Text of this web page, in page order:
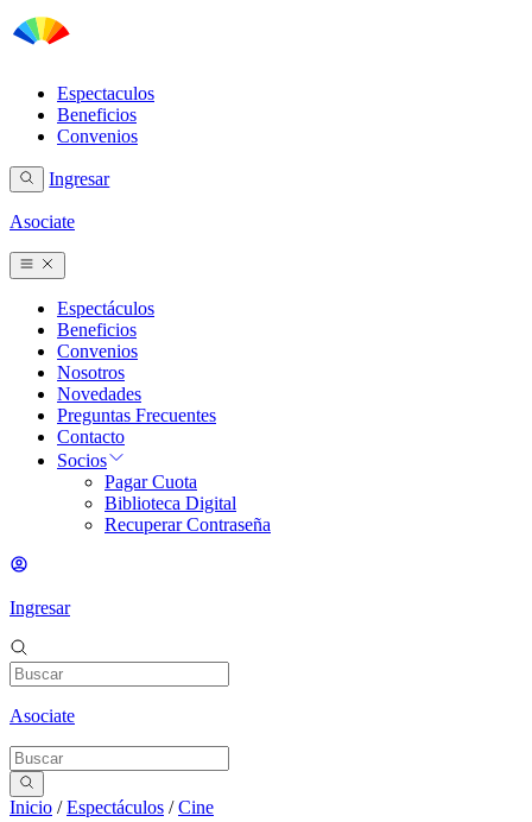
Espectaculos
Beneficios
Convenios
Ingresar
Asociate
Espectáculos
Beneficios
Convenios
Nosotros
Novedades
Preguntas Frecuentes
Contacto
Socios
Pagar Cuota
Biblioteca Digital
Recuperar Contraseña
Ingresar
Asociate
Inicio /Espectáculos /Cine